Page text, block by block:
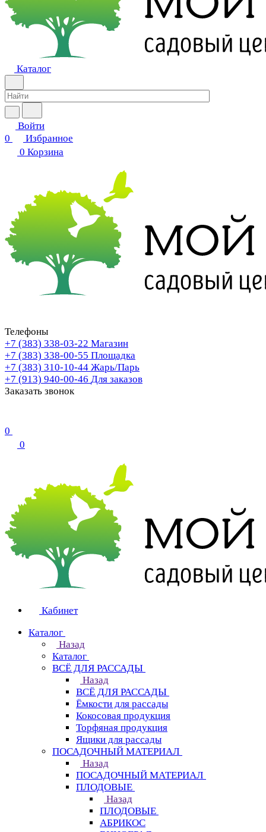
Каталог
Войти
0
Избранное
0 Корзина
Телефоны
+7 (383) 338-03-22 Магазин
+7 (383) 338-00-55 Площадка
+7 (383) 310-10-44 Жарь/Парь
+7 (913) 940-00-46 Для заказов
Заказать звонок
0
0
Кабинет
Каталог
Назад
Каталог
ВСЁ ДЛЯ РАССАДЫ
Назад
ВСЁ ДЛЯ РАССАДЫ
Ёмкости для рассады
Кокосовая продукция
Торфяная продукция
Ящики для рассады
ПОСАДОЧНЫЙ МАТЕРИАЛ
Назад
ПОСАДОЧНЫЙ МАТЕРИАЛ
ПЛОДОВЫЕ
Назад
ПЛОДОВЫЕ
АБРИКОС